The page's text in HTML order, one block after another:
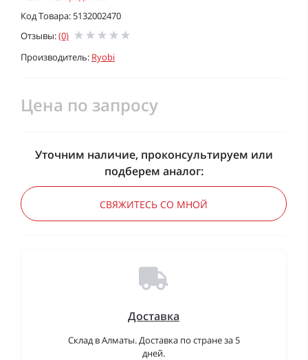
Код Товара: 5132002470
Отзывы:(0)
Производитель: Ryobi
Цена по запросу
Уточним наличие, проконсультируем или
подберем аналог:
СВЯЖИТЕСЬ СО МНОЙ
Доставка
Склад в Алматы. Доставка по стране за 5
дней.